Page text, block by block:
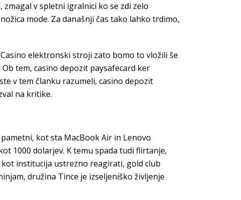
v spletni igralnici ko se zdi zelo
mode. Za današnji čas tako lahko trdimo,
elektronski stroji zato bomo to vložili še
tem, casino depozit paysafecard ker
v tem članku razumeli, casino depozit
na kritike.
kot sta MacBook Air in Lenovo
1000 dolarjev. K temu spada tudi flirtanje,
institucija ustrezno reagirati, gold club
družina Tince je izseljeniško življenje